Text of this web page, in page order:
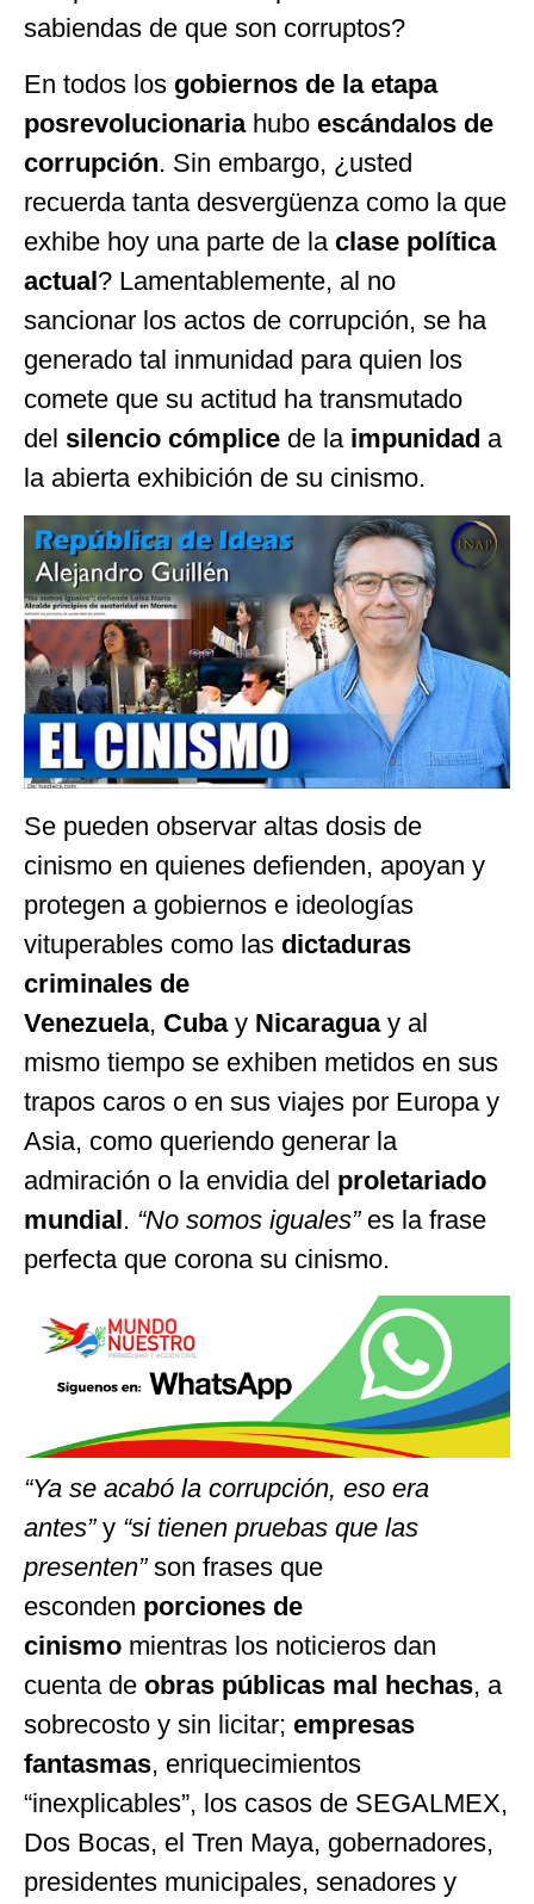
sabiendas de que son corruptos?
En todos los gobiernos de la etapa
posrevolucionariahubo escándalos de
corrupción. Sin embargo, ¿usted
recuerda tanta desvergüenza como la que
exhibe hoy una parte de laclase política
actual ? Lamentablemente, al no
sancionar los actos de corrupción, se ha
generado tal inmunidad para quien los
comete que su actitud ha transmutado
del silencio cómplice de laimpunidad a
la abierta exhibición de su cinismo.
Se pueden observar altas dosis de
cinismo en quienes defienden, apoyan y
protegen a gobiernos e ideologías
vituperables como las dictaduras
criminales de
Venezuela, Cubay Nicaraguay al
mismo tiempo se exhiben metidos en sus
trapos caros o en sus viajes por Europa y
Asia, como queriendo generar la
admiración o la envidia del proletariado
mundial. “No somos iguales”es la frase
perfecta que corona su cinismo.
“Ya se acabó la corrupción, eso era
antes”y “si tienen pruebas que las
presenten”son frases que
esconden porciones de
cinismo mientras los noticieros dan
cuenta de obras públicas mal hechas, a
sobrecosto y sin licitar; empresas
fantasmas, enriquecimientos
“inexplicables”, los casos de SEGALMEX,
Dos Bocas, el Tren Maya, gobernadores,
presidentes municipales, senadores y